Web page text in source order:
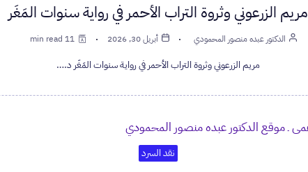
مريم الزرعوني وثروة التراب الأحمر في رواية سنوات المَغَر
الدكتور عبده منصور المحمودي أبريل 30, 2026 11 min read
مريم الزرعوني وثروة التراب الأحمر في رواية سنوات المَغَر د.…
نقد السرد